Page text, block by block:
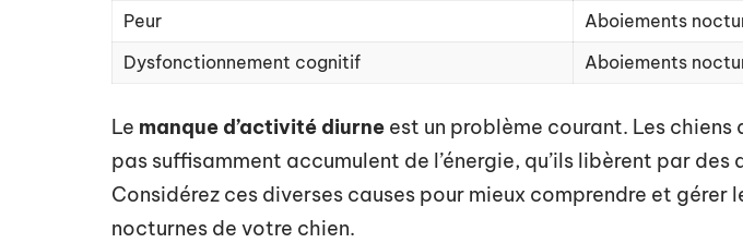
Peur
Aboiements
Dysfonctionnement cognitif
Aboiements
Le manque d’activité diurne est un problème courant. Les chiens
pas suffisamment accumulent de l’énergie, qu’ils libèrent par des
Considérez ces diverses causes pour mieux comprendre et gérer
nocturnes de votre chien.